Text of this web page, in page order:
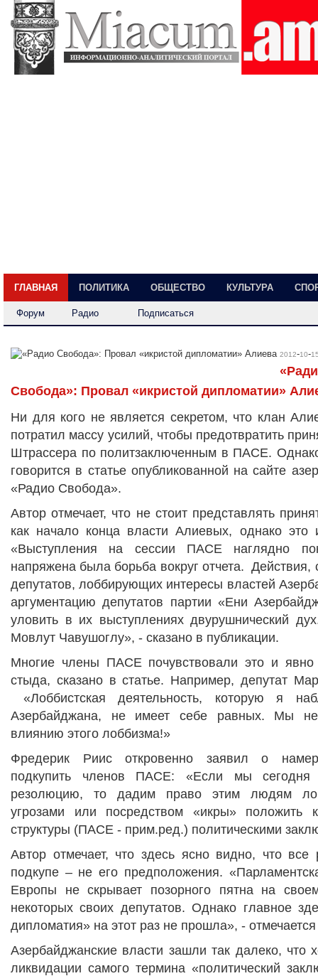
ГЛАВНАЯ ПОЛИТИКА ОБЩЕСТВО КУЛЬТУРА
Форум Радио Подписаться
2012-10-
Свобода»: Провал «икристой дипломатии»
Ни для кого не является секретом, что клан
потратил массу усилий, чтобы предотвратить
Штрассера по политзаключенным в ПАСЕ.
говорится в статье опубликованной на сайте
«Радио Свобода».
Автор отмечает, что не стоит представлять
как начало конца власти Алиевых, однако это
«Выступления на сессии ПАСЕ наглядно
напряжена была борьба вокруг отчета. Действия,
депутатов, лоббирующих интересы властей
аргументацию депутатов партии «Ени
уловить в их выступлениях двурушнический
Мовлут Чавушоглу», - сказано в публикации.
Многие члены ПАСЕ почувствовали это и явно
стыда, сказано в статье. Например, депутат
«Лоббистская деятельность, которую я
Азербайджана, не имеет себе равных. Мы
влиянию этого лоббизма!»
Фредерик Риис откровенно заявил о
подкупить членов ПАСЕ: «Если мы сегодня
резолюцию, то дадим право этим людям
угрозами или посредством «икры» положить
структуры (ПАСЕ - прим.ред.) политическими
Автор отмечает, что здесь ясно видно, что
подкупе – не его предположения.
Европы не скрывает позорного пятна на
некоторых своих депутатов. Однако главное
дипломатия» на этот раз не прошла», - отмечается
Азербайджанские власти зашли так далеко, что
ликвидации самого термина «политический